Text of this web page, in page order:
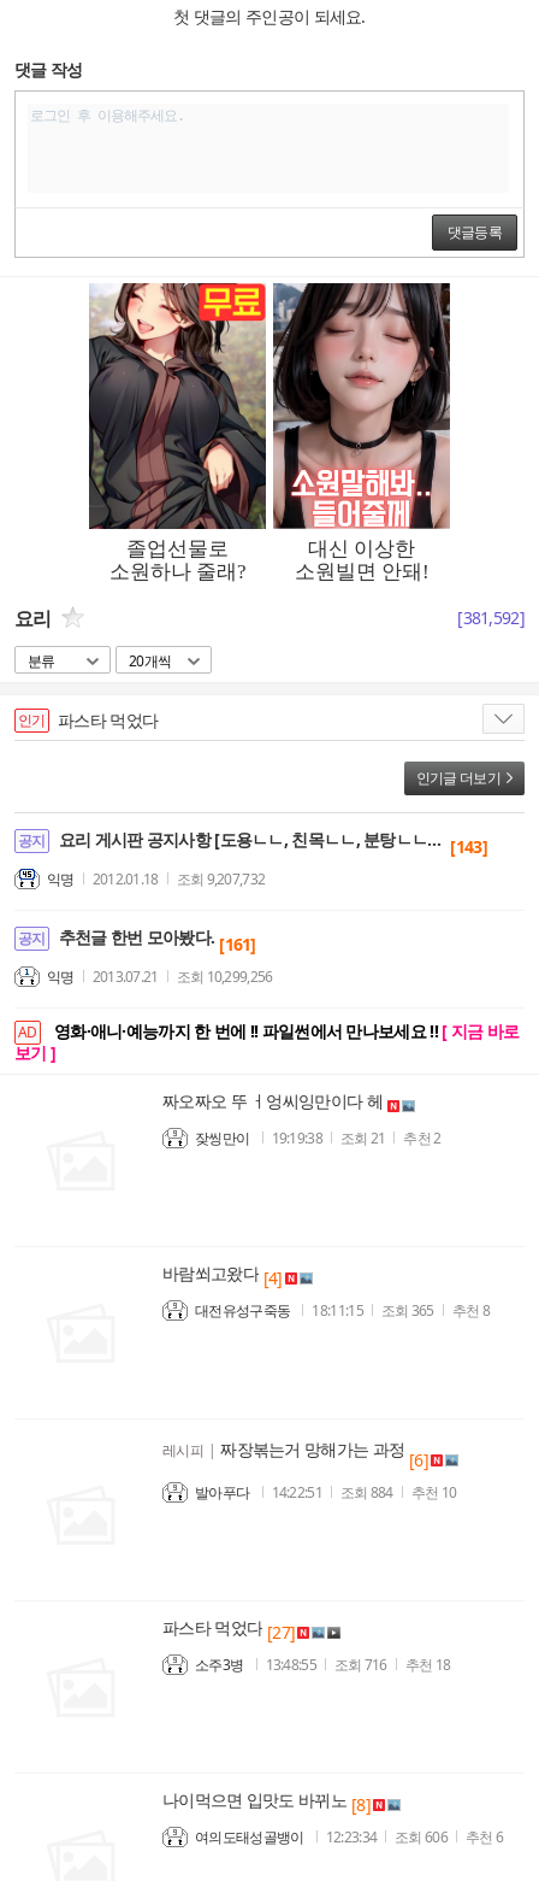
첫 댓글의 주인공이 되세요.
댓글 작성
댓글등록
요리 [381,592]
분류 20개씩
인기 파스타 먹었다
인기글 더보기
공지 요리 게시판 공지사항 [도용ㄴㄴ, 친목ㄴㄴ, 분탕ㄴㄴ, 자짤ㄴㄴ] [143]
익명 2012.01.18 조회 9,207,732
공지 추천글 한번 모아봤다. [161]
익명 2013.07.21 조회 10,299,256
AD 영화·애니·예능까지 한 번에 !! 파일썬에서 만나보세요 !! [ 지금 바로
보기 ]
짜오짜오 뚜 ㅓ엉씨잉만이다 헤
잦씽만이 19:19:38 조회 21 추천2
바람쐬고왔다 [4]
대전유성구죽동 18:11:15 조회 365 추천 8
레시피 | 짜장볶는거 망해가는 과정 [6]
발아푸다 14:22:51 조회 884 추천 10
파스타 먹었다 [27]
소주3병 13:48:55 조회 716 추천 18
나이먹으면 입맛도 바뀌노 [8]
여의도태성골뱅이 12:23:34 조회 606 추천 6